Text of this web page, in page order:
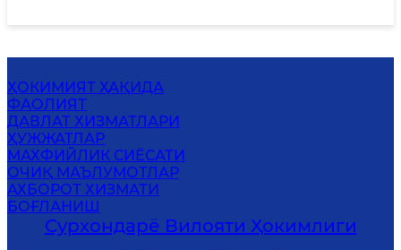
ҲОКИМИЯТ ҲАҚИДА
ФАОЛИЯТ
ДАВЛАТ ХИЗМАТЛАРИ
ҲУЖЖАТЛАР
MАХФИЙЛИК СИЁСАТИ
ОЧИҚ МАЪЛУМОТЛАР
АХБОРОТ ХИЗМАТИ
БОҒЛАНИШ
Сурхондарё Вилояти Ҳокимлиги